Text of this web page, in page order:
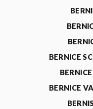
BERNICE
BERNICE